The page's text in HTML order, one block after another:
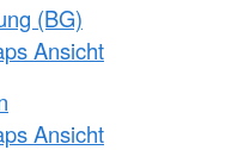
(BG)
Ansicht
Ansicht